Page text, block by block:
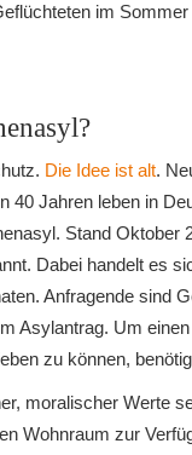
im
Die Idee ist alt.
40 Jahren leben in
Stand Oktober
Dabei handelt es
Anfragende sind
Asylantrag. Um
zu können,
moralischer Werte
Wohnraum zur